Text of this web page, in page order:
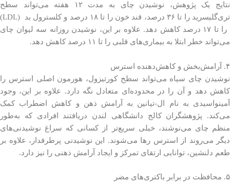
نتایج یک پژوهش، نوشیدن چای به مدت ۱۲ هفته می‌تواند سطح
تری‌گلیسرید را تا ۳۶ درصد، قند خون را تا ۱۸ درصد و کلسترول بد (LDL)
را تا ۱۷ درصد کاهش دهد. علاوه بر این، نوشیدن روزانه سه لیوان چای
می‌تواند خطر ابتلا به بیماری‌های قلبی را تا ۱۱ درصد کاهش دهد.
۴. آرامش‌بخش و کاهش‌دهنده استرس
نوشیدن چای سیاه می‌تواند سطح کورتیزول، هورمون اصلی استرس را
کاهش دهد و آن را در محدوده‌ای متعادل نگه دارد. علاوه بر این، وجود
آمینواسیدی به نام ال-تیانین به آرامش ذهن و کاهش اضطراب کمک
می‌کند. پژوهشگران کالج دانشگاهی لندن دریافتند افرادی که به‌طور
منظم چای می‌نوشند، خیلی سریع‌تر از کسانی که سراغ نوشیدنی‌های
دیگر می‌روند از استرس رها می‌شوند. این نوشیدنی پرطرفدار، علاوه بر
طعم دلنشین، توانایی ارتقای تمرکز و ایجاد آرامش ذهنی را نیز دارد.
۵. محافظت در برابر باکتری‌های مضر